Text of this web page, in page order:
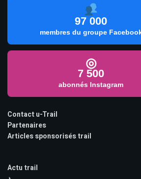
97 000
membres du groupe
◎
7 500
abonnés Instagram
Contact u-Trail
Partenaires
Articles sponsorisés trail
Actu trail